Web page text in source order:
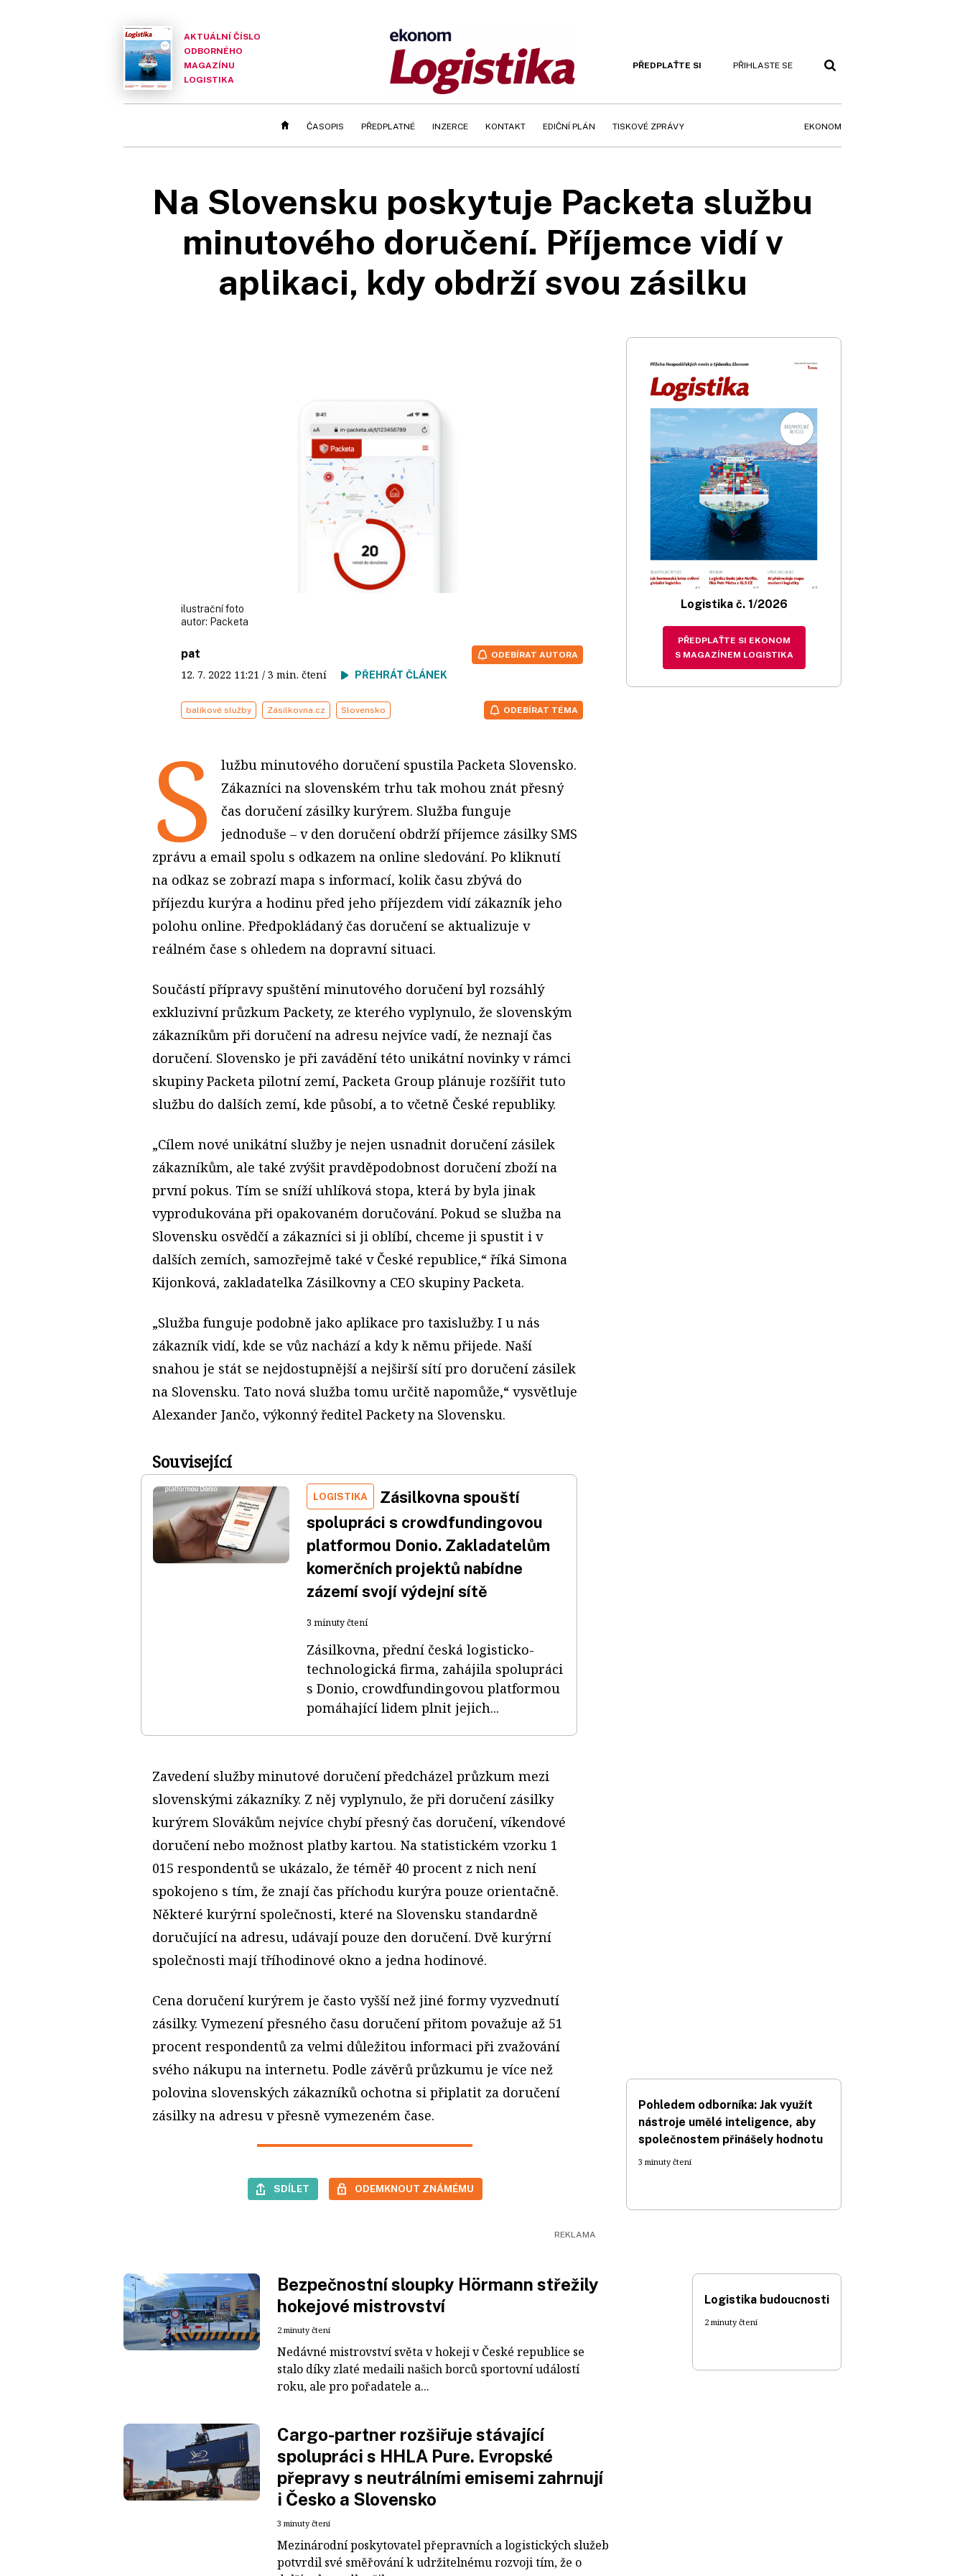
AKTUÁLNÍ ČÍSLO
ODBORNÉHO
MAGAZÍNU
LOGISTIKA
PŘEDPLAŤTE SI PŘIHLASTE SE
ČASOPIS PŘEDPLATNÉ INZERCE KONTAKT EDIČNÍ PLÁN TISKOVÉ ZPRÁVY EKONOM
Na Slovensku poskytuje Packeta službu
minutového doručení. Příjemce vidí v
aplikaci, kdy obdrží svou zásilku
ilustrační foto
autor: Packeta
pat
12. 7. 2022 11:21 / 3 min. čtení PŘEHRÁT ČLÁNEK
ODEBÍRAT AUTORA
balíkové služby Zásilkovna.cz Slovensko ODEBÍRAT TÉMA
S
lužbu minutového doručení spustila Packeta Slovensko.
Zákazníci na slovenském trhu tak mohou znát přesný
čas doručení zásilky kurýrem. Služba funguje
jednoduše – v den doručení obdrží příjemce zásilky SMS
zprávu a email spolu s odkazem na online sledování. Po kliknutí
na odkaz se zobrazí mapa s informací, kolik času zbývá do
příjezdu kurýra a hodinu před jeho příjezdem vidí zákazník jeho
polohu online. Předpokládaný čas doručení se aktualizuje v
reálném čase s ohledem na dopravní situaci.
Součástí přípravy spuštění minutového doručení byl rozsáhlý
exkluzivní průzkum Packety, ze kterého vyplynulo, že slovenským
zákazníkům při doručení na adresu nejvíce vadí, že neznají čas
doručení. Slovensko je při zavádění této unikátní novinky v rámci
skupiny Packeta pilotní zemí, Packeta Group plánuje rozšířit tuto
službu do dalších zemí, kde působí, a to včetně České republiky.
„Cílem nové unikátní služby je nejen usnadnit doručení zásilek
zákazníkům, ale také zvýšit pravděpodobnost doručení zboží na
první pokus. Tím se sníží uhlíková stopa, která by byla jinak
vyprodukována při opakovaném doručování. Pokud se služba na
Slovensku osvědčí a zákazníci si ji oblíbí, chceme ji spustit i v
dalších zemích, samozřejmě také v České republice,“ říká Simona
Kijonková, zakladatelka Zásilkovny a CEO skupiny Packeta.
„Služba funguje podobně jako aplikace pro taxislužby. I u nás
zákazník vidí, kde se vůz nachází a kdy k němu přijede. Naší
snahou je stát se nejdostupnější a nejširší sítí pro doručení zásilek
na Slovensku. Tato nová služba tomu určitě napomůže,“ vysvětluje
Alexander Jančo, výkonný ředitel Packety na Slovensku.
Související
LOGISTIKA
Zásilkovna spouští
spolupráci s crowdfundingovou
platformou Donio. Zakladatelům
komerčních projektů nabídne
zázemí svojí výdejní sítě
3 minuty čtení
Zásilkovna, přední česká logisticko-
technologická firma, zahájila spolupráci
s Donio, crowdfundingovou platformou
pomáhající lidem plnit jejich...
Zavedení služby minutové doručení předcházel průzkum mezi
slovenskými zákazníky. Z něj vyplynulo, že při doručení zásilky
kurýrem Slovákům nejvíce chybí přesný čas doručení, víkendové
doručení nebo možnost platby kartou. Na statistickém vzorku 1
015 respondentů se ukázalo, že téměř 40 procent z nich není
spokojeno s tím, že znají čas příchodu kurýra pouze orientačně.
Některé kurýrní společnosti, které na Slovensku standardně
doručující na adresu, udávají pouze den doručení. Dvě kurýrní
společnosti mají tříhodinové okno a jedna hodinové.
Cena doručení kurýrem je často vyšší než jiné formy vyzvednutí
zásilky. Vymezení přesného času doručení přitom považuje až 51
procent respondentů za velmi důležitou informaci při zvažování
svého nákupu na internetu. Podle závěrů průzkumu je více než
polovina slovenských zákazníků ochotna si připlatit za doručení
zásilky na adresu v přesně vymezeném čase.
SDÍLET ODEMKNOUT ZNÁMÉMU
Logistika č. 1/2026
PŘEDPLAŤTE SI EKONOM
S MAGAZÍNEM LOGISTIKA
Pohledem odborníka: Jak využít
nástroje umělé inteligence, aby
společnostem přinášely hodnotu
3 minuty čtení
Bezpečnostní sloupky Hörmann střežily
hokejové mistrovství
2 minuty čtení
Nedávné mistrovství světa v hokeji v České republice se
stalo díky zlaté medaili našich borců sportovní událostí
roku, ale pro pořadatele a...
Cargo-partner rozšiřuje stávající
spolupráci s HHLA Pure. Evropské
přepravy s neutrálními emisemi zahrnují
i Česko a Slovensko
3 minuty čtení
Mezinárodní poskytovatel přepravních a logistických služeb
potvrdil své směřování k udržitelnému rozvoji tím, že o
Logistika budoucnosti
2 minuty čtení